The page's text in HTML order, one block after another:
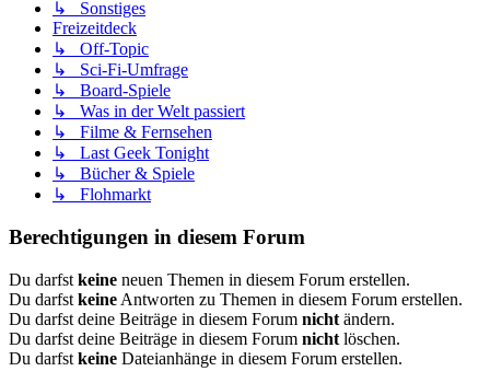
↳ Sonstiges
Freizeitdeck
↳ Off-Topic
↳ Sci-Fi-Umfrage
↳ Board-Spiele
↳ Was in der Welt passiert
↳ Filme & Fernsehen
↳ Last Geek Tonight
↳ Bücher & Spiele
↳ Flohmarkt
Berechtigungen in diesem Forum
Du darfst keine neuen Themen in diesem Forum erstellen.
Du darfst keine Antworten zu Themen in diesem Forum erstellen.
Du darfst deine Beiträge in diesem Forum nicht ändern.
Du darfst deine Beiträge in diesem Forum nicht löschen.
Du darfst keine Dateianhänge in diesem Forum erstellen.